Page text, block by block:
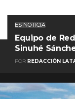
ES NOTICIA
Equipo de
Sinuhé
POR REDACCIÓN